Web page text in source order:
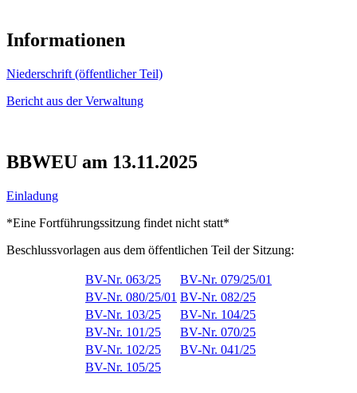
Informationen
Niederschrift (öffentlicher Teil)
Bericht aus der Verwaltung
BBWEU am 13.11.2025
Einladung
*Eine Fortführungssitzung findet nicht statt*
Beschlussvorlagen aus dem öffentlichen Teil der Sitzung:
BV-Nr. 063/25
BV-Nr. 079/25/01
BV-Nr. 080/25/01 BV-Nr. 082/25
BV-Nr. 103/25
BV-Nr. 104/25
BV-Nr. 101/25
BV-Nr. 070/25
BV-Nr. 102/25
BV-Nr. 041/25
BV-Nr. 105/25